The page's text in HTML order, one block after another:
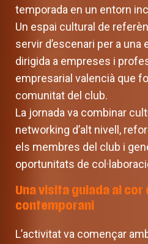
temporada en un entorn
Un espai cultural de
servir d’escenari per a
dirigida a empreses i
empresarial valencià que
comunitat del club.
La jornada va combinar
networking d’alt nivell,
els membres del club i
oportunitats de
Una visita guiada al cor
contemporani
L’activitat va començar